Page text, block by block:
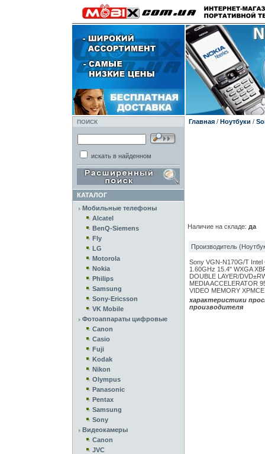
ПОИСК
искать в найденном
КАТАЛОГ
Мобильные телефоны
Alcatel
BenQ-Siemens
Fly
LG
Motorola
Nokia
Philips
Samsung
Sony-Ericsson
VK Mobile
Фотоаппараты цифровые
Canon
Casio
Fuji
Kodak
Nikon
Olympus
Panasonic
Pentax
Samsung
Sony
Видеокамеры
Canon
JVC
Главная/ Ноутбуки /
Наличие на складе: да
Производитель
Sony VGN-N170G/T
1.60GHz 15.4" WXGA
DOUBLE LAYER/
MEDIA ACCELERATOR
VIDEO MEMORY
характеристики
производителя